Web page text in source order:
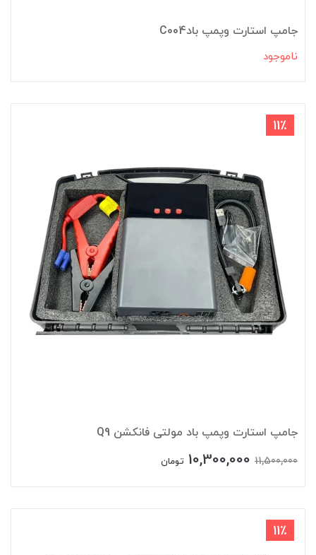
جامپ استارت وپمپ بادC004
ناموجود
11٪
جامپ استارت وپمپ باد مولتی فانکشن Q9
11,500,000
10,300,000 تومان
11٪